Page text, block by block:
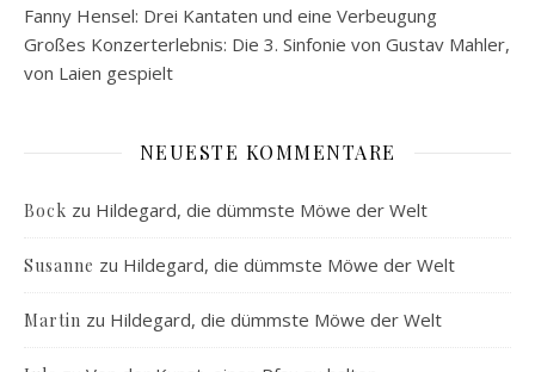
Fanny Hensel: Drei Kantaten und eine Verbeugung
Großes Konzerterlebnis: Die 3. Sinfonie von Gustav Mahler,
von Laien gespielt
NEUESTE KOMMENTARE
Bock zu Hildegard, die dümmste Möwe der Welt
Susanne zu Hildegard, die dümmste Möwe der Welt
Martin zu Hildegard, die dümmste Möwe der Welt